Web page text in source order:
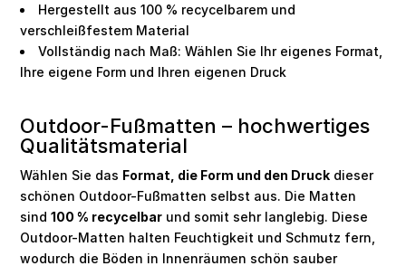
Hergestellt aus 100 % recycelbarem und
verschleißfestem Material
Vollständig nach Maß: Wählen Sie Ihr eigenes Format,
Ihre eigene Form und Ihren eigenen Druck
Outdoor-Fußmatten – hochwertiges
Qualitätsmaterial
Wählen Sie das Format, die Form und den Druck dieser
schönen Outdoor-Fußmatten selbst aus. Die Matten
sind100 % recycelbar und somit sehr langlebig. Diese
Outdoor-Matten halten Feuchtigkeit und Schmutz fern,
wodurch die Böden in Innenräumen schön sauber